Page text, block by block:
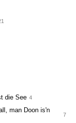
die See 4
man Doon is'n
7